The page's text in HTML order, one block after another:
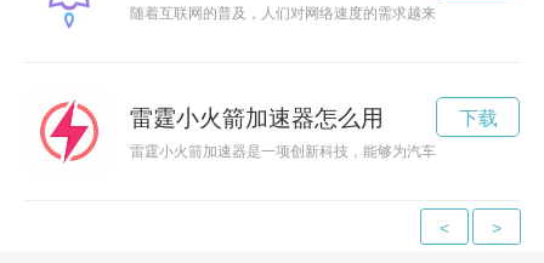
随着互联网的普及，人们对网络速度的需求越来越高。而手机
雷霆小火箭加速器怎么用
雷霆小火箭加速器是一项创新科技，能够为汽车提供强大的加
下载
< >